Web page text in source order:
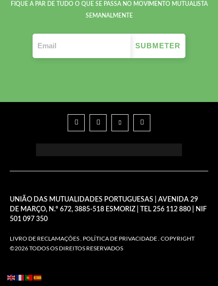
FIQUE A PAR DE TUDO O QUE SE PASSA NO MOVIMENTO MUTUALISTA
SEMANALMENTE
UNIÃO DAS MUTUALIDADES PORTUGUESAS | AVENIDA 29
DE MARÇO, N.º 672, 3885-518 ESMORIZ | TEL 256 112 880 | NIF
501 097 350
LIVRO DE RECLAMAÇÕES POLÍTICA DE PRIVACIDADE . COPYRIGHT
©2026 TODOS OS DIREITOS RESERVADOS